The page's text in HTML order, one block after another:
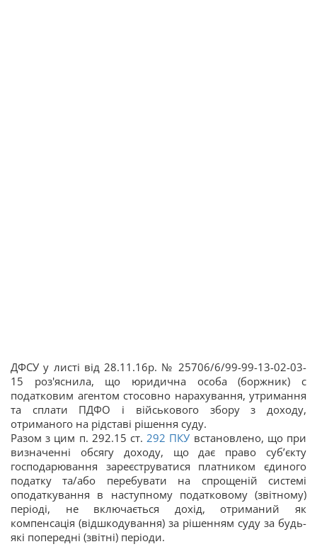
ДФСУ у листі від 28.11.16р. № 25706/6/99-99-13-02-03-
15 роз'яснила, що юридична особа (боржник) с
податковим агентом стосовно нарахування, утримання
та сплати ПДФО i військового збору з доходу,
отриманого на рідставі рішення суду.
Разом з цим п. 292.15 ст. 292 ПКУ встановлено, що при
визначенні обсягу доходу, що дає право суб’єкту
господарювання зареєструватися платником єдиного
податку та/або перебувати на спрощеній системі
оподаткування в наступному податковому (звітному)
періоді, не включається дохід, отриманий як
компенсація (відшкодування) за рішенням суду за будь-
які попередні (звітні) періоди.